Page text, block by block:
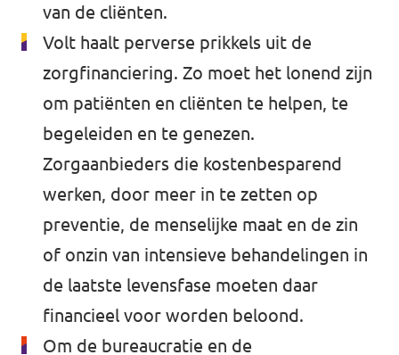
van de cliënten.
Volt haalt perverse prikkels uit de
zorgfinanciering. Zo moet het lonend zijn
om patiënten en cliënten te helpen, te
begeleiden en te genezen.
Zorgaanbieders die kostenbesparend
werken, door meer in te zetten op
preventie, de menselijke maat en de zin
of onzin van intensieve behandelingen in
de laatste levensfase moeten daar
financieel voor worden beloond.
Om de bureaucratie en de